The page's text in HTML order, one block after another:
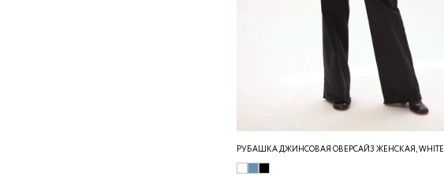
РУБАШКА ДЖИНСОВАЯ ОВЕРСАЙЗ ЖЕНСКАЯ, WHITE